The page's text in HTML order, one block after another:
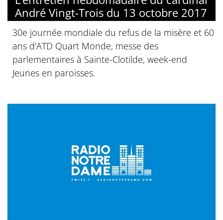
André Vingt-Trois du 13 octobre 2017
30e journée mondiale du refus de la misère et 60
ans d'ATD Quart Monde, messe des
parlementaires à Sainte-Clotilde, week-end
Jeunes en paroisses.